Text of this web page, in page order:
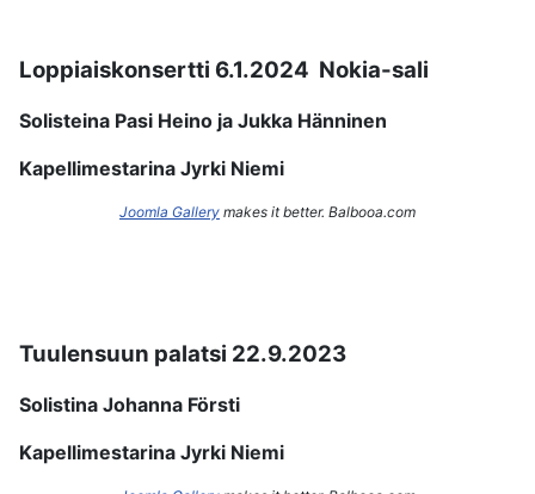
Loppiaiskonsertti 6.1.2024 Nokia-sali
Solisteina Pasi Heino ja Jukka Hänninen
Kapellimestarina Jyrki Niemi
Joomla Gallery makes it better. Balbooa.com
Tuulensuun palatsi 22.9.2023
Solistina Johanna Försti
Kapellimestarina Jyrki Niemi